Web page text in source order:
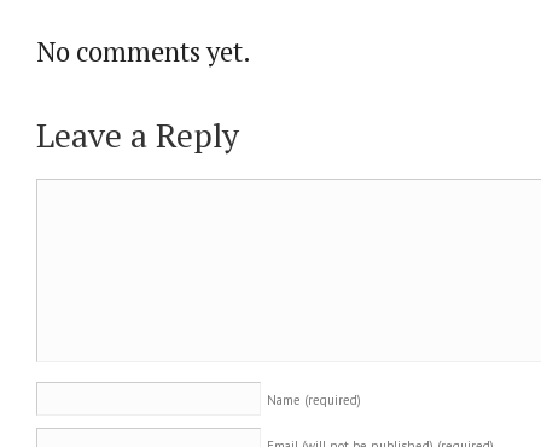
No comments yet.
Leave a Reply
Name (required)